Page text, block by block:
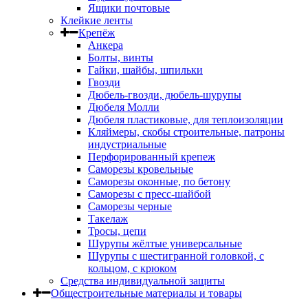
Ящики почтовые
Клейкие ленты
Крепёж
Анкера
Болты, винты
Гайки, шайбы, шпильки
Гвозди
Дюбель-гвозди, дюбель-шурупы
Дюбеля Молли
Дюбеля пластиковые, для теплоизоляции
Кляймеры, скобы строительные, патроны
индустриальные
Перфорированный крепеж
Саморезы кровельные
Саморезы оконные, по бетону
Саморезы с пресс-шайбой
Саморезы черные
Такелаж
Тросы, цепи
Шурупы жёлтые универсальные
Шурупы с шестигранной головкой, с
кольцом, с крюком
Средства индивидуальной защиты
Общестроительные материалы и товары